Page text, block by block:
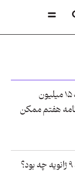
آیا رسیدن به هدف ۱۵ میلیون
هفتم ممکن